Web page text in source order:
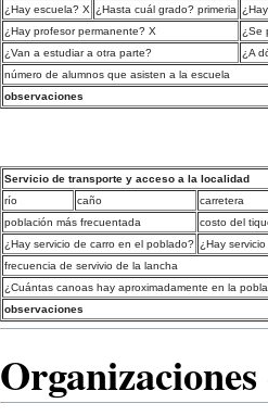
¿Hay escuela? X ¿Hasta cuál grado? primeria
¿Hay profesor permanente? X
¿Se
¿Van a estudiar a otra parte?
¿A
número de alumnos que asisten a la escuela
observaciones
Servicio de transporte y acceso a la localidad
río
caño
carretera
población más frecuentada
costo del
¿Hay servicio de carro en el poblado? ¿Hay
frecuencia de servivio de la lancha
¿Cuántas canoas hay aproximadamente en la
observaciones